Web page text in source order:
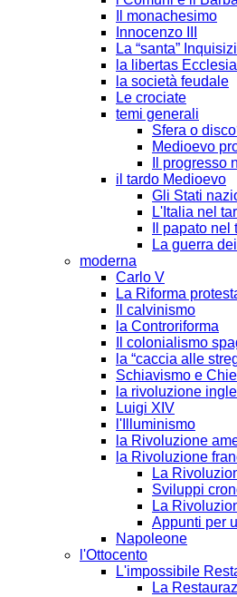
Il monachesimo
Innocenzo III
La “santa”
la libertas
la società feudale
Le crociate
temi generali
Sfera o
Medioevo
Il progresso
il tardo Medioevo
Gli Stati
L'Italia nel
Il papato
La guerra
moderna
Carlo V
La Riforma
Il calvinismo
la Controriforma
Il colonialismo
la “caccia alle
Schiavismo e
la rivoluzione
Luigi XIV
l'Illuminismo
la Rivoluzione
la Rivoluzione
La
Sviluppi
La
Appunti per
Napoleone
l'Ottocento
L'impossibile
La